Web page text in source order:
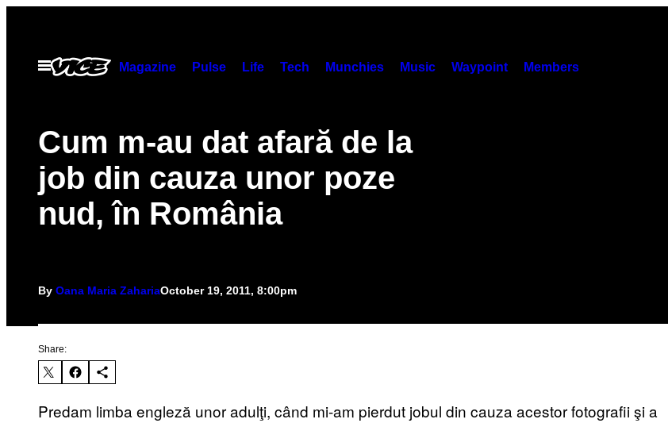
contentOpen
Menu
Magazine Pulse Life Tech Munchies Music Waypoint Members
Cum m-au dat afară de la
job din cauza unor poze
nud, în România
By Oana Maria ZahariaOctober 19, 2011, 8:00pm
Share:
Predam limba engleză unor adulţi, când mi-am pierdut jobul din cauza acestor fotografii şi a